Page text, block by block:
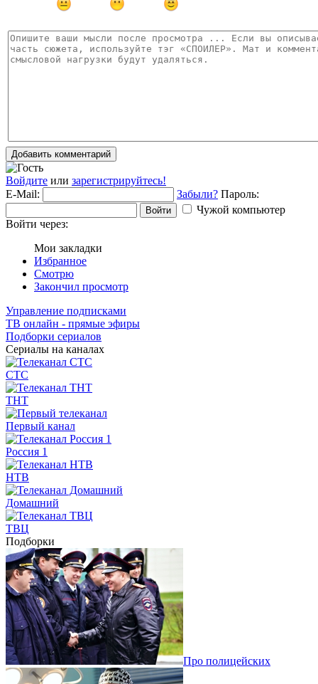
Добавить комментарий
Войдите или зарегистрируйтесь!
E-Mail:
Забыли? Пароль:
Войти
Чужой компьютер
Войти через:
Мои закладки
Избранное
Смотрю
Закончил просмотр
Управление подписками
ТВ онлайн - прямые эфиры
Подборки сериалов
Сериалы на каналах
СТС
ТНТ
Первый канал
Россия 1
НТВ
Домашний
ТВЦ
Подборки
Про полицейских